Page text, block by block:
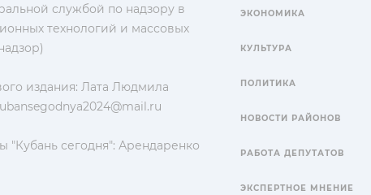
службой по надзору в
технологий и массовых
издания: Лата Людмила
"Кубань сегодня": Арендаренко
ЭКОНОМИКА
КУЛЬТУРА
ПОЛИТИКА
НОВОСТИ РАЙОНОВ
РАБОТА ДЕПУТАТОВ
ЭКСПЕРТНОЕ МНЕНИЕ